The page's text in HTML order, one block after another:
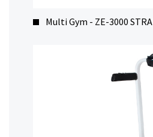
Multi Gym - ZE-3000